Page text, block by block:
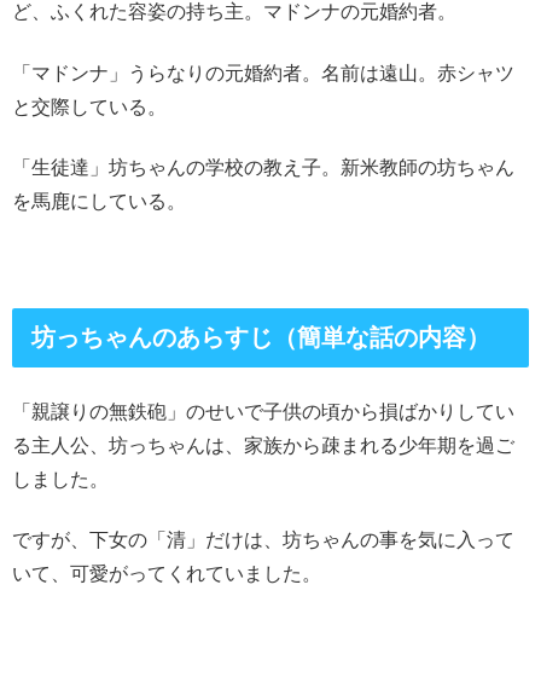
ど、ふくれた容姿の持ち主。マドンナの元婚約者。
「マドンナ」うらなりの元婚約者。名前は遠山。赤シャツ
と交際している。
「生徒達」坊ちゃんの学校の教え子。新米教師の坊ちゃん
を馬鹿にしている。
坊っちゃんのあらすじ（簡単な話の内容）
「親譲りの無鉄砲」のせいで子供の頃から損ばかりしてい
る主人公、坊っちゃんは、家族から疎まれる少年期を過ご
しました。
ですが、下女の「清」だけは、坊ちゃんの事を気に入って
いて、可愛がってくれていました。